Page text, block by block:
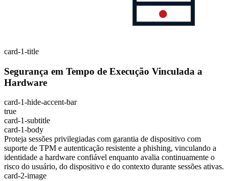
card-1-title
Segurança em Tempo de Execução Vinculada a
Hardware
card-1-hide-accent-bar
true
card-1-subtitle
card-1-body
Proteja sessões privilegiadas com garantia de dispositivo com
suporte de TPM e autenticação resistente a phishing, vinculando a
identidade a hardware confiável enquanto avalia continuamente o
risco do usuário, do dispositivo e do contexto durante sessões ativas.
card-2-image